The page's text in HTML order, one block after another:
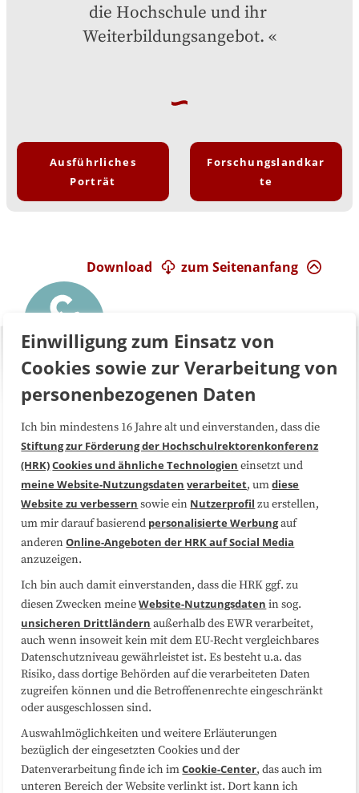
die Hochschule und ihr
Weiterbildungsangebot.
Ausführliches
Porträt
Forschungslandkar
te
zum Seitenanfang
Download
Über uns FAQ
Medienarbeit Kooperationen
Datenschutzerklärung Impressum
Sitemap
Folgen Sie uns
Einwilligung zum Einsatz von
Cookies sowie zur Verarbeitung von
personenbezogenen Daten
Ich bin mindestens 16 Jahre alt und einverstanden, dass die
Stiftung zur Förderung der Hochschulrektorenkonferenz
(HRK)Cookies und ähnliche Technologien einsetzt und
meine Website-Nutzungsdaten verarbeitet, umdiese
Website zu verbessern sowie ein Nutzerprofil zu erstellen,
um mir darauf basierend personalisierte Werbungauf
anderenOnline-Angeboten der HRK auf Social Media
anzuzeigen.
Ich bin auch damit einverstanden, dass die HRK ggf. zu
diesen Zwecken meineWebsite-Nutzungsdaten in sog.
unsicheren Drittländern außerhalb des EWR verarbeitet,
auch wenn insoweit kein mit dem EU-Recht vergleichbares
Datenschutzniveau gewährleistet ist. Es besteht u.a. das
Risiko, dass dortige Behörden auf die verarbeiteten Daten
zugreifen können und die Betroffenenrechte eingeschränkt
oder ausgeschlossen sind.
Auswahlmöglichkeiten und weitere Erläuterungen
bezüglich der eingesetzten Cookies und der
Datenverarbeitung finde ich imCookie-Center, das auch im
unteren Bereich der Website verlinkt ist. Dort kann ich